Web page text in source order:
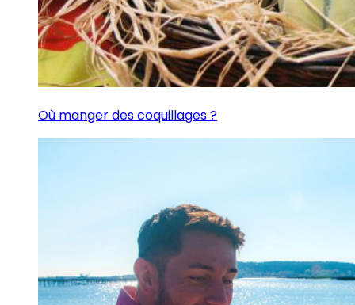
Où manger des coquillages ?